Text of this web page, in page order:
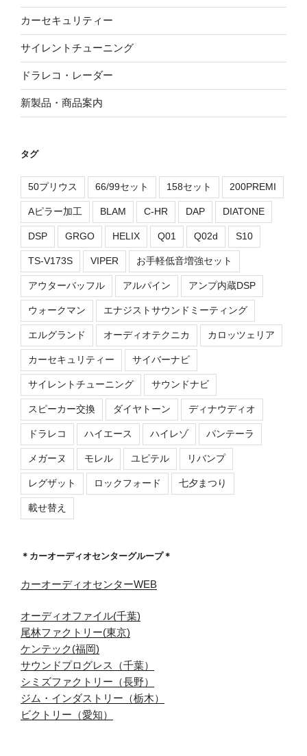
カーセキュリティー
サイレントチューニング
ドラレコ・レーダー
新製品・商品案内
タグ
50プリウス 66/99セット 158セット 200PREMI
Aピラー加工 BLAM C-HR DAP DIATONE
DSP GRGO HELIX Q01 Q02d S10
TS-V173S VIPER お手軽低音増強セット
アウターバッフル アルパイン アンプ内蔵DSP
ウォークマン エナジストサウンドミーティング
エルグランド オーディオテクニカ カロッツェリア
カーセキュリティー サイバーナビ
サイレントチューニング サウンドナビ
スピーカー交換 ダイヤトーン ディナウディオ
ドラレコ ハイエース ハイレゾ パンテーラ
メガーヌ モレル ユピテル リバンプ
レグザット ロックフォード 七夕まつり
載せ替え
＊カーオーディオセンターグループ＊
カーオーディオセンターWEB
オーディオファイル(千葉)
尾林ファクトリー(東京)
ケンテック(福岡)
サウンドプログレス（千葉）
シミズファクトリー（長野）
ジム・インダストリー（栃木）
ビクトリー（愛知）